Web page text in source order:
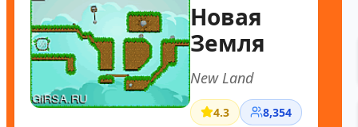
Новая
Земля
New Land
4.3 8,354